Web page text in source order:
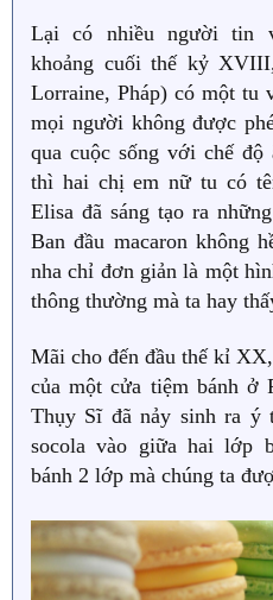
Lại có nhiều người tin
khoảng cuối thế kỷ
Lorraine, Pháp) có một tu
mọi người không được
qua cuộc sống với chế
thì hai chị em nữ tu có
Elisa đã sáng tạo ra
Ban đầu macaron không
nha chỉ đơn giản là một
thông thường mà ta hay
Mãi cho đến đầu thế kỉ
của một cửa tiệm bánh ở
Thụy Sĩ đã nảy sinh ra ý
socola vào giữa hai lớp
bánh 2 lớp mà chúng ta